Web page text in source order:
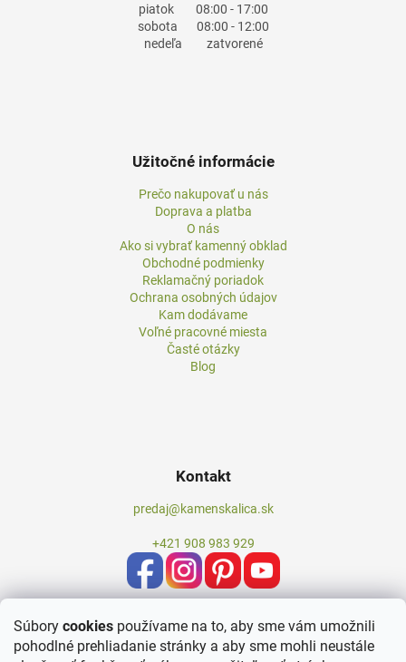
Súbory cookies používame na to, aby sme vám umožnili
pohodlné prehliadanie stránky a aby sme mohli neustále
piatok08:00 - 17:00
sobota 08:00 - 12:00
nedeľa zatvorené
Užitočné informácie
Prečo nakupovať u nás
Doprava a platba
O nás
Ako si vybrať kamenný obklad
Obchodné podmienky
Reklamačný poriadok
Ochrana osobných údajov
Kam dodávame
Voľné pracovné miesta
Časté otázky
Blog
Kontakt
predaj@kamenskalica.sk
+421 908 983 929